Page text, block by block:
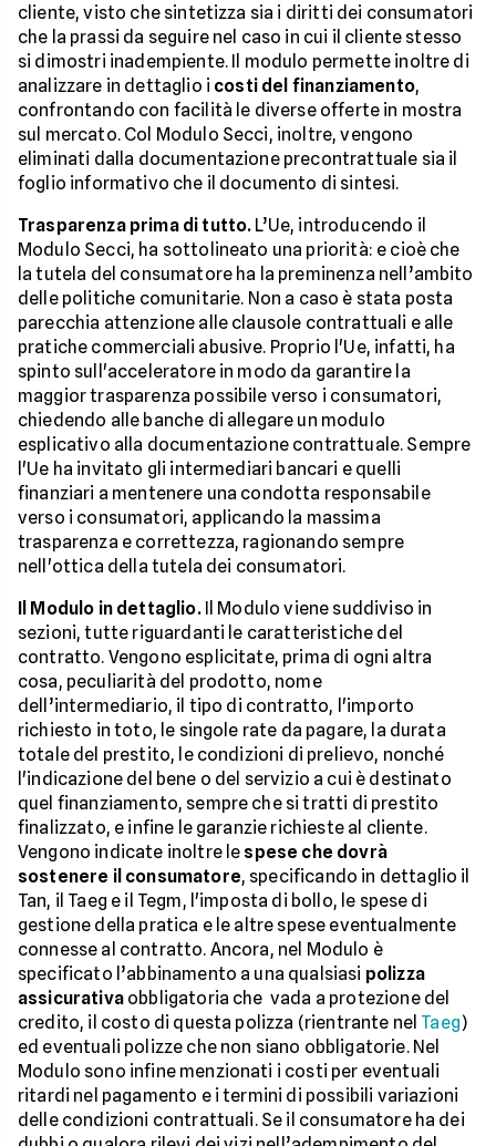
cliente, visto che sintetizza sia i diritti dei consumatori
che la prassi da seguire nel caso in cui il cliente stesso
si dimostri inadempiente. Il modulo permette inoltre di
analizzare in dettaglio i costi del finanziamento,
confrontando con facilità le diverse offerte in mostra
sul mercato. Col Modulo Secci, inoltre, vengono
eliminati dalla documentazione precontrattuale sia il
foglio informativo che il documento di sintesi.
Trasparenza prima di tutto. L’Ue, introducendo il
Modulo Secci, ha sottolineato una priorità: e cioè che
la tutela del consumatore ha la preminenza nell’ambito
delle politiche comunitarie. Non a caso è stata posta
parecchia attenzione alle clausole contrattuali e alle
pratiche commerciali abusive. Proprio l'Ue, infatti, ha
spinto sull'acceleratore in modo da garantire la
maggior trasparenza possibile verso i consumatori,
chiedendo alle banche di allegare un modulo
esplicativo alla documentazione contrattuale. Sempre
l'Ue ha invitato gli intermediari bancari e quelli
finanziari a mentenere una condotta responsabile
verso i consumatori, applicando la massima
trasparenza e correttezza, ragionando sempre
nell'ottica della tutela dei consumatori.
Il Modulo in dettaglio.Il Modulo viene suddiviso in
sezioni, tutte riguardanti le caratteristiche del
contratto. Vengono esplicitate, prima di ogni altra
cosa, peculiarità del prodotto, nome
dell’intermediario, il tipo di contratto, l'importo
richiesto in toto, le singole rate da pagare, la durata
totale del prestito, le condizioni di prelievo, nonché
l'indicazione del bene o del servizio a cui è destinato
quel finanziamento, sempre che si tratti di prestito
finalizzato, e infine le garanzie richieste al cliente.
Vengono indicate inoltre le spese che dovrà
sostenere il consumatore, specificando in dettaglio il
Tan, il Taeg e il Tegm, l'imposta di bollo, le spese di
gestione della pratica e le altre spese eventualmente
connesse al contratto. Ancora, nel Modulo è
specificato l’abbinamento a una qualsiasi polizza
assicurativaobbligatoria che vada a protezione del
credito, il costo di questa polizza (rientrante nel Taeg)
ed eventuali polizze che non siano obbligatorie. Nel
Modulo sono infine menzionati i costi per eventuali
ritardi nel pagamento e i termini di possibili variazioni
delle condizioni contrattuali. Se il consumatore ha dei